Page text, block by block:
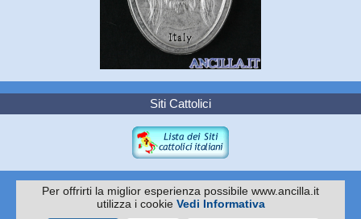
Siti Cattolici
Per offrirti la miglior esperienza possibile www.ancilla.it
utilizza i cookie Vedi Informativa